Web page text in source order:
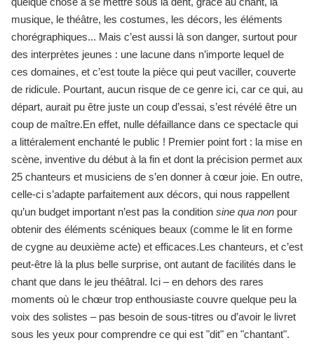
musique, le théâtre, les costumes, les décors, les éléments
chorégraphiques... Mais c’est aussi là son danger, surtout pour
des interprètes jeunes : une lacune dans n’importe lequel de
ces domaines, et c’est toute la pièce qui peut vaciller, couverte
de ridicule. Pourtant, aucun risque de ce genre ici, car ce qui, au
départ, aurait pu être juste un coup d’essai, s’est révélé être un
coup de maître.En effet, nulle défaillance dans ce spectacle qui
a littéralement enchanté le public ! Premier point fort : la mise en
scène, inventive du début à la fin et dont la précision permet aux
25 chanteurs et musiciens de s’en donner à cœur joie. En outre,
celle-ci s’adapte parfaitement aux décors, qui nous rappellent
qu’un budget important n’est pas la condition sine qua non pour
obtenir des éléments scéniques beaux (comme le lit en forme
de cygne au deuxième acte) et efficaces.Les chanteurs, et c’est
peut-être là la plus belle surprise, ont autant de facilités dans le
chant que dans le jeu théâtral. Ici – en dehors des rares
moments où le chœur trop enthousiaste couvre quelque peu la
voix des solistes – pas besoin de sous-titres ou d’avoir le livret
sous les yeux pour comprendre ce qui est "dit" en "chantant".